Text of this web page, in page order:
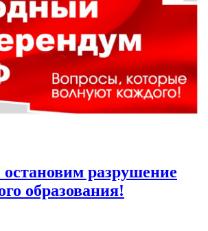
разрушение
образования!